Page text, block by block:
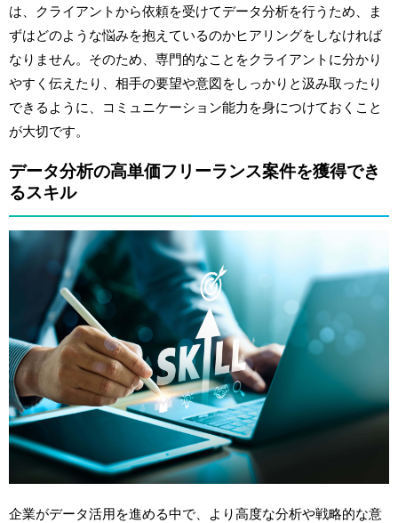
は、クライアントから依頼を受けてデータ分析を行うため、ま
ずはどのような悩みを抱えているのかヒアリングをしなければ
なりません。そのため、専門的なことをクライアントに分かり
やすく伝えたり、相手の要望や意図をしっかりと汲み取ったり
できるように、コミュニケーション能力を身につけておくこと
が大切です。
データ分析の高単価フリーランス案件を獲得でき
るスキル
企業がデータ活用を進める中で、より高度な分析や戦略的な意